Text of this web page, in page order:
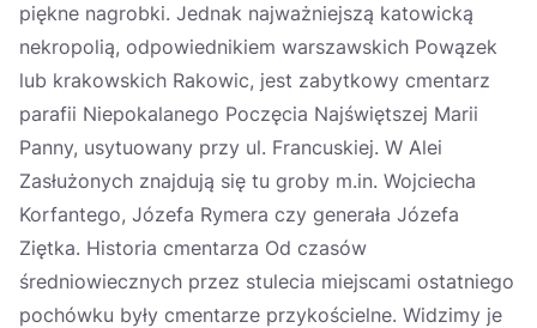
piękne nagrobki. Jednak najważniejszą katowicką
nekropolią, odpowiednikiem warszawskich Powązek
lub krakowskich Rakowic, jest zabytkowy cmentarz
parafii Niepokalanego Poczęcia Najświętszej Marii
Panny, usytuowany przy ul. Francuskiej. W Alei
Zasłużonych znajdują się tu groby m.in. Wojciecha
Korfantego, Józefa Rymera czy generała Józefa
Ziętka. Historia cmentarza Od czasów
średniowiecznych przez stulecia miejscami ostatniego
pochówku były cmentarze przykościelne. Widzimy je